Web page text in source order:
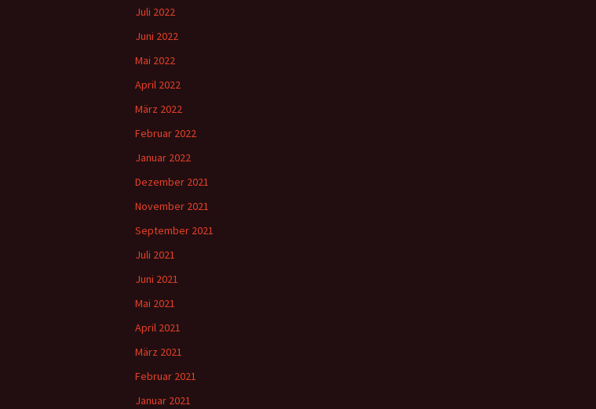
Juli 2022
Juni 2022
Mai 2022
April 2022
März 2022
Februar 2022
Januar 2022
Dezember 2021
November 2021
September 2021
Juli 2021
Juni 2021
Mai 2021
April 2021
März 2021
Februar 2021
Januar 2021